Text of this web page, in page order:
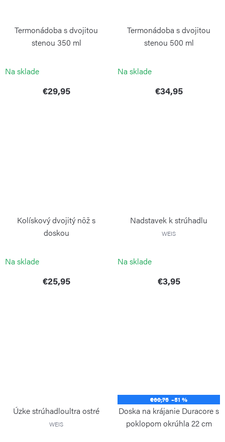
Termonádoba s dvojitou
stenou 350 ml
Na sklade
€29,95
Termonádoba s dvojitou
stenou 500 ml
Na sklade
€34,95
Kolískový dvojitý nôž s
doskou
Na sklade
€25,95
Nadstavek k strúhadlu
WEIS
Na sklade
€3,95
Úzke strúhadloultra ostré
WEIS
€60,75 –51 %
Doska na krájanie Duracore s
poklopom okrúhla 22 cm